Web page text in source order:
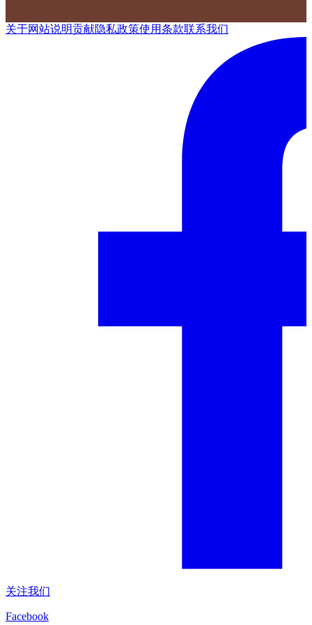
关于网站说明贡献隐私政策使用条款联系我们
关注我们
Facebook